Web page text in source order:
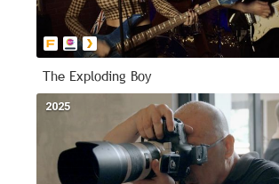
The Exploding Boy
2025